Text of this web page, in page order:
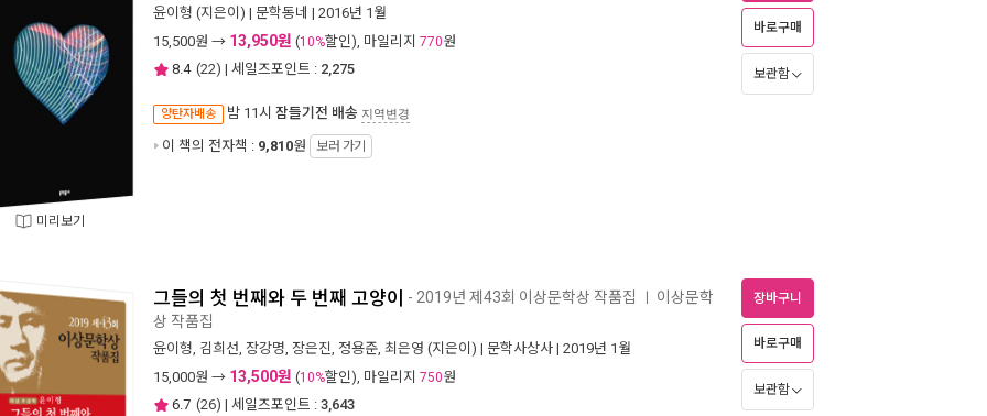
미리보기
윤이형 (지은이) | 문학동네 | 2016년 1월
15,500원 → 13,950원 (10%할인), 마일리지 770원
8.4 (22) | 세일즈포인트 : 2,275
양탄자배송 밤 11시 잠들기전 배송 지역변경
이 책의 전자책 : 9,810원 보러 가기
바로구매
보관함
그들의 첫 번째와 두 번째 고양이 - 2019년 제43회 이상문학상 작품집 이상문학
상 작품집
윤이형, 김희선, 장강명, 장은진, 정용준, 최은영 (지은이) | 문학사상사 | 2019년 1월
15,000원 → 13,500원 (10%할인), 마일리지 750원
6.7 (26) | 세일즈포인트 : 3,643
장바구니
바로구매
보관함